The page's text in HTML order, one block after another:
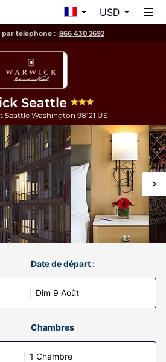
USD
par téléphone : 866 430 2692
Seattle
Seattle Washington 98121 US
Date de départ :
Dim 9 Août
Chambres
1 Chambre